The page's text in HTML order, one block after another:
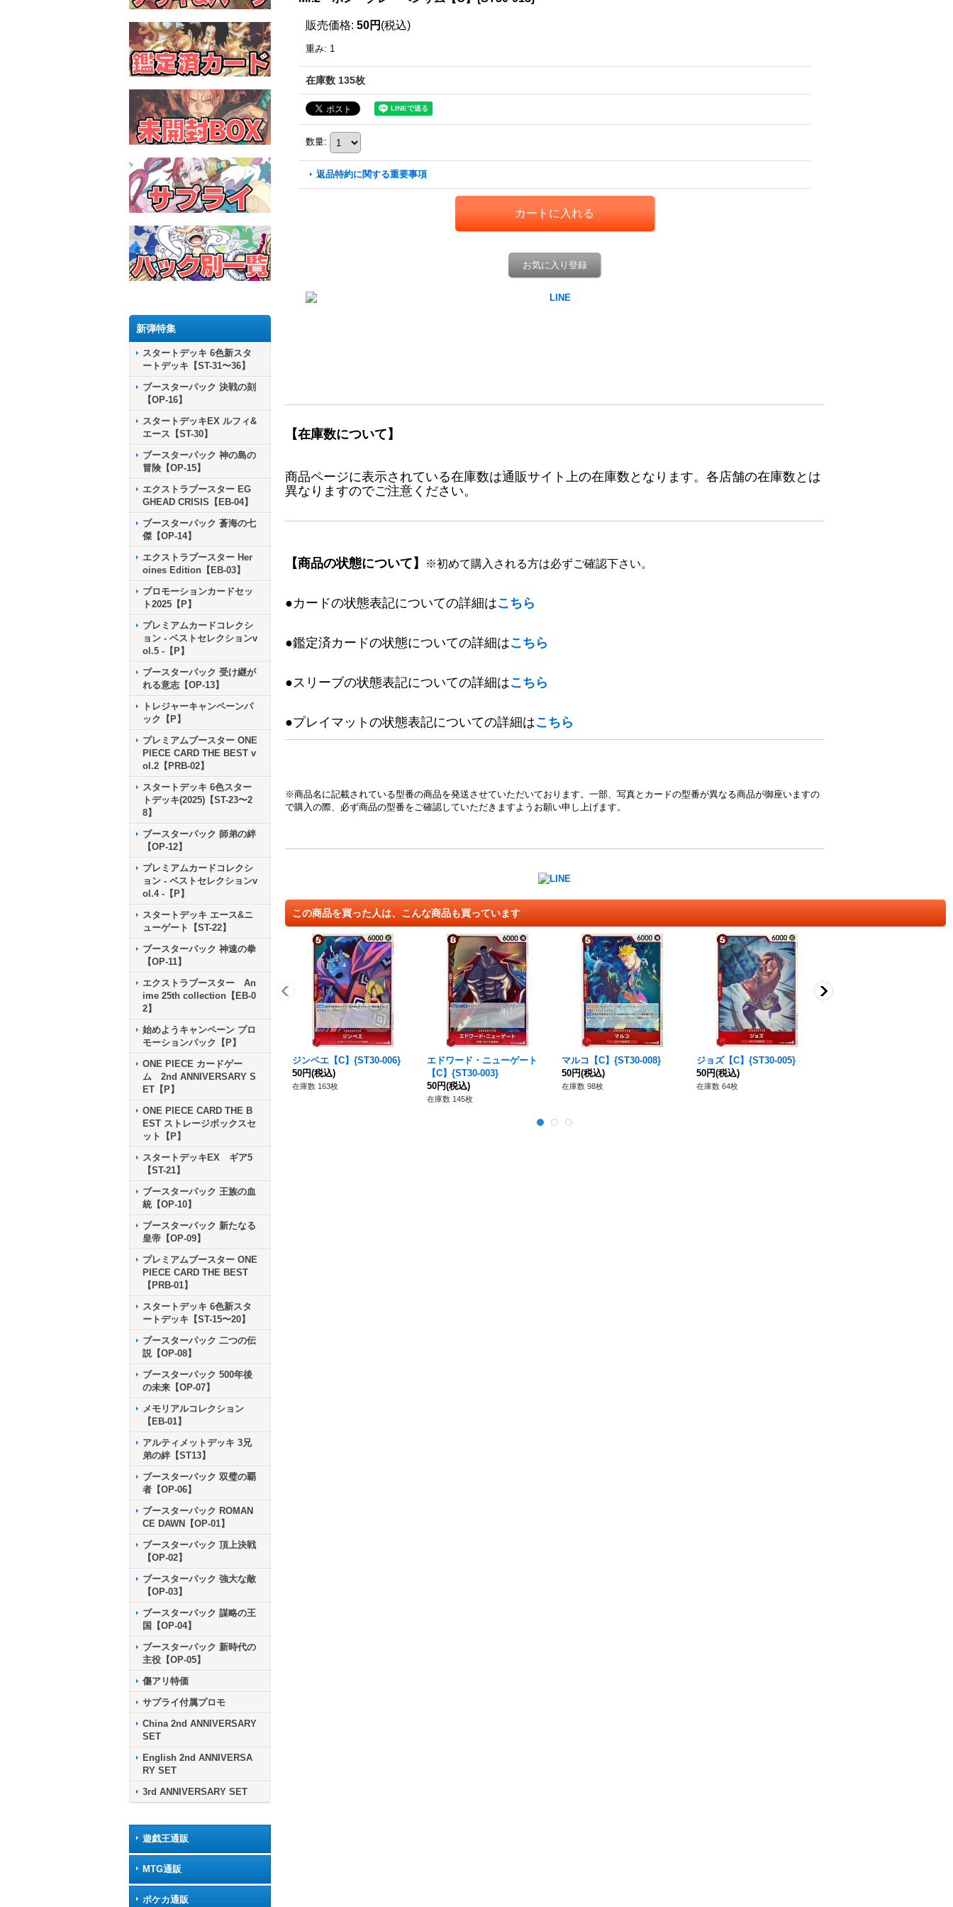
新弾特集
スタートデッキ 6色新スタ
ートデッキ【ST-31〜36】
ブースターパック 決戦の刻
【OP-16】
スタートデッキEX ルフィ&
エース【ST-30】
ブースターパック 神の島の
冒険【OP-15】
エクストラブースター EG
GHEAD CRISIS【EB-04】
ブースターパック 蒼海の七
傑【OP-14】
エクストラブースター Her
oines Edition【EB-03】
プロモーションカードセッ
ト2025【P】
プレミアムカードコレクシ
ョン - ベストセレクションv
ol.5 -【P】
ブースターパック 受け継が
れる意志【OP-13】
トレジャーキャンペーンパ
ック【P】
プレミアムブースター ONE
PIECE CARD THE BEST v
ol.2【PRB-02】
スタートデッキ 6色スター
トデッキ(2025)【ST-23〜2
8】
ブースターパック 師弟の絆
【OP-12】
プレミアムカードコレクシ
ョン - ベストセレクションv
ol.4 -【P】
スタートデッキ エース&ニ
ューゲート【ST-22】
ブースターパック 神速の拳
【OP-11】
エクストラブースター An
ime 25th collection【EB-0
2】
始めようキャンペーン プロ
モーションパック【P】
ONE PIECE カードゲー
ム 2nd ANNIVERSARY S
ET【P】
ONE PIECE CARD THE B
EST ストレージボックスセ
ット【P】
スタートデッキEX ギア5
【ST-21】
ブースターパック 王族の血
統【OP-10】
ブースターパック 新たなる
皇帝【OP-09】
プレミアムブースター ONE
PIECE CARD THE BEST
【PRB-01】
スタートデッキ 6色新スタ
ートデッキ【ST-15〜20】
ブースターパック 二つの伝
説【OP-08】
ブースターパック 500年後
の未来【OP-07】
メモリアルコレクション
【EB-01】
アルティメットデッキ 3兄
弟の絆【ST13】
ブースターパック 双璧の覇
者【OP-06】
ブースターパック ROMAN
CE DAWN【OP-01】
ブースターパック 頂上決戦
【OP-02】
ブースターパック 強大な敵
【OP-03】
ブースターパック 謀略の王
国【OP-04】
ブースターパック 新時代の
主役【OP-05】
傷アリ特価
サプライ付属プロモ
China 2nd ANNIVERSARY
SET
English 2nd ANNIVERSA
RY SET
3rd ANNIVERSARY SET
遊戯王通販
MTG通販
ポケカ通販
販売価格: 50円 (税込)
重み: 1
在庫数 135枚
数量:
返品特約に関する重要事項
お気に入り登録
【在庫数について】
商品ページに表示されている在庫数は通販サイト上の在庫数となります。各店舗の在庫数とは
異なりますのでご注意ください。
【商品の状態について】 ※初めて購入される方は必ずご確認下さい。
●カードの状態表記についての詳細はこちら
●鑑定済カードの状態についての詳細はこちら
●スリーブの状態表記についての詳細はこちら
●プレイマットの状態表記についての詳細はこちら
※商品名に記載されている型番の商品を発送させていただいております。一部、写真とカードの型番が異なる商品が御座いますの
で購入の際、必ず商品の型番をご確認していただきますようお願い申し上げます。
この商品を買った人は、こんな商品も買っています
ジンベエ【C】{ST30-006}
50円(税込)
在庫数 163枚
エドワード・ニューゲート
【C】{ST30-003}
50円(税込)
在庫数 145枚
マルコ【C】{ST30-008}
50円(税込)
在庫数 98枚
ジョズ【C】{ST30-005}
50円(税込)
在庫数 64枚